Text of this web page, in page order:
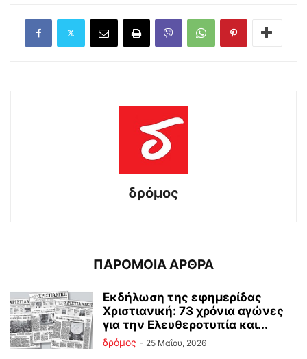
δρόμος
ΠΑΡΟΜΟΙΑ ΑΡΘΡΑ
Εκδήλωση της εφημερίδας
Χριστιανική: 73 χρόνια αγώνες
για την Ελευθεροτυπία και...
δρόμος - 25 Μαΐου, 2026